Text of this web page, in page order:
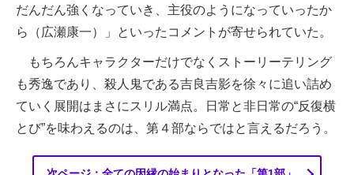
だんだん強くなっていき、主役のようになっていったか
ら（広瀬康一）」といったコメントが寄せられていた。
もちろんキャラクターだけでなくストーリーテリング
も秀逸であり、殺人鬼である吉良吉影を徐々に追い詰め
ていく展開はまさにスリル満点。日常と非日常の“反復横
とび”を味わえるのは、第４部ならではと言えるだろう。